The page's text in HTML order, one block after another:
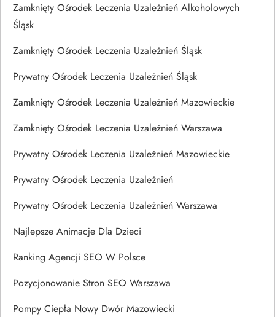
Zamknięty Ośrodek Leczenia Uzależnień Alkoholowych
Śląsk
Zamknięty Ośrodek Leczenia Uzależnień Śląsk
Prywatny Ośrodek Leczenia Uzależnień Śląsk
Zamknięty Ośrodek Leczenia Uzależnień Mazowieckie
Zamknięty Ośrodek Leczenia Uzależnień Warszawa
Prywatny Ośrodek Leczenia Uzależnień Mazowieckie
Prywatny Ośrodek Leczenia Uzależnień
Prywatny Ośrodek Leczenia Uzależnień Warszawa
Najlepsze Animacje Dla Dzieci
Ranking Agencji SEO W Polsce
Pozycjonowanie Stron SEO Warszawa
Pompy Ciepła Nowy Dwór Mazowiecki